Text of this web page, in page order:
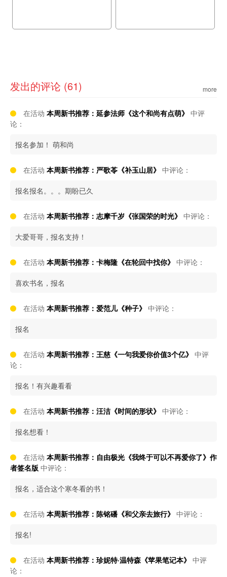
发出的评论 (61) more
在活动 本周新书推荐：延参法师《这个和尚有点萌》 中评
论：
报名参加！ 萌和尚
在活动 本周新书推荐：严歌苓《补玉山居》 中评论：
报名报名。。。期盼已久
在活动 本周新书推荐：志摩千岁《张国荣的时光》 中评论：
大爱哥哥，报名支持！
在活动 本周新书推荐：卡梅隆《在轮回中找你》 中评论：
喜欢书名，报名
在活动 本周新书推荐：爱范儿《种子》 中评论：
报名
在活动 本周新书推荐：王慈《一句我爱你价值3个亿》 中评
论：
报名！有兴趣看看
在活动 本周新书推荐：汪洁《时间的形状》 中评论：
报名想看！
在活动 本周新书推荐：自由极光《我终于可以不再爱你了》作
者签名版 中评论：
报名，适合这个寒冬看的书！
在活动 本周新书推荐：陈铭磻《和父亲去旅行》 中评论：
报名!
在活动 本周新书推荐：珍妮特·温特森《苹果笔记本》 中评
论：